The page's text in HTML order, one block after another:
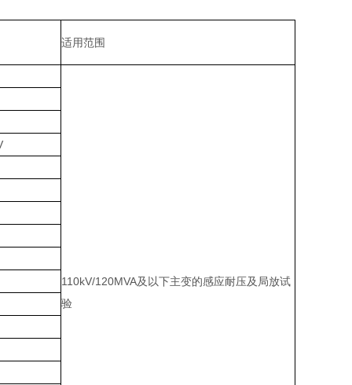
适用范围
110kV/120MVA及以下主变的感应耐压及局放试
验